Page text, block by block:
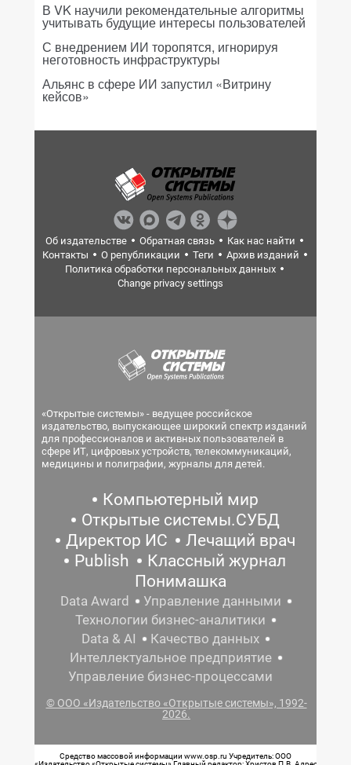
В VK научили рекомендательные алгоритмы
учитывать будущие интересы пользователей
С внедрением ИИ торопятся, игнорируя
неготовность инфраструктуры
Альянс в сфере ИИ запустил «Витрину
кейсов»
Об издательстве Обратная связь
Как нас найти
Контакты
О републикации Теги
Архив изданий
Политика обработки персональных данных
Change privacy settings
«Открытые системы» - ведущее российское
издательство, выпускающее широкий спектр изданий
для профессионалов и активных пользователей в
сфере ИТ, цифровых устройств, телекоммуникаций,
медицины и полиграфии, журналы для детей.
Компьютерный мир
Открытые системы.СУБД
Директор ИС
Лечащий врач
Publish
Классный журнал
Понимашка
Data Award
Управление данными
Технологии бизнес-аналитики
Data & AI
Качество данных
Интеллектуальное предприятие
Управление бизнес-процессами
© ООО «Издательство «Открытые системы», 1992-
2026.
Средство массовой информации www.osp.ru Учредитель: ООО